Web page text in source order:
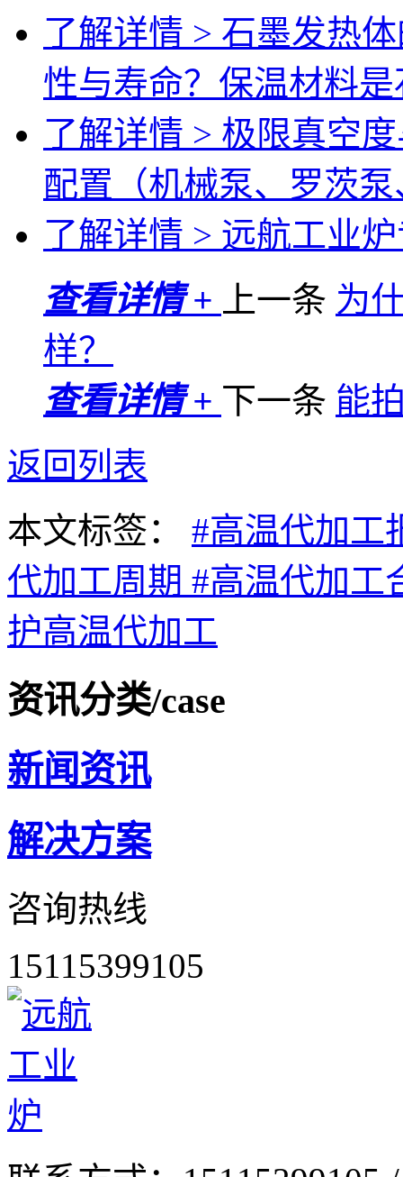
了解详情 > 石墨发热
性与寿命？保温材料
了解详情 > 极限真空
配置（机械泵、罗茨
了解详情 > 远航工业
查看详情 +
上一条 为
样？
查看详情 + 下一条 能
返回列表
本文标签： #高温代加工
代加工周期 #高温代加工
护高温代加工
资讯分类/case
新闻资讯
解决方案
咨询热线
15115399105